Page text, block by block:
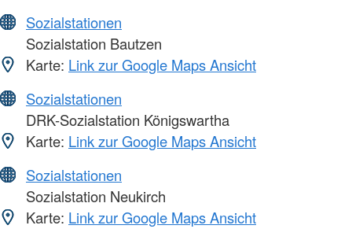
Sozialstationen
Sozialstation Bautzen
Karte: Link zur Google Maps Ansicht
Sozialstationen
DRK-Sozialstation Königswartha
Karte: Link zur Google Maps Ansicht
Sozialstationen
Sozialstation Neukirch
Karte: Link zur Google Maps Ansicht